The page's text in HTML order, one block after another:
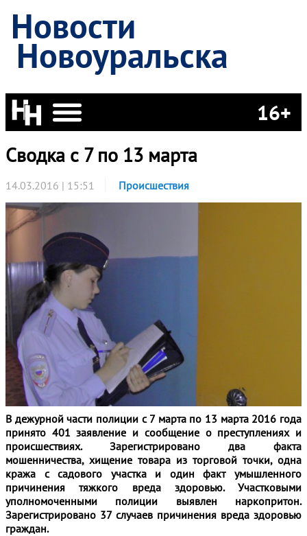
Новости
Новоуральска
16+
Сводка с 7 по 13 марта
14.03.2016 | 15:51 Происшествия
В дежурной части полиции с 7 марта по 13 марта 2016 года
принято 401 заявление и сообщение о преступлениях и
происшествиях. Зарегистрировано два факта
мошенничества, хищение товара из торговой точки, одна
кража с садового участка и один факт умышленного
причинения тяжкого вреда здоровью. Участковыми
уполномоченными полиции выявлен наркопритон.
Зарегистрировано 37 случаев причинения вреда здоровью
граждан.